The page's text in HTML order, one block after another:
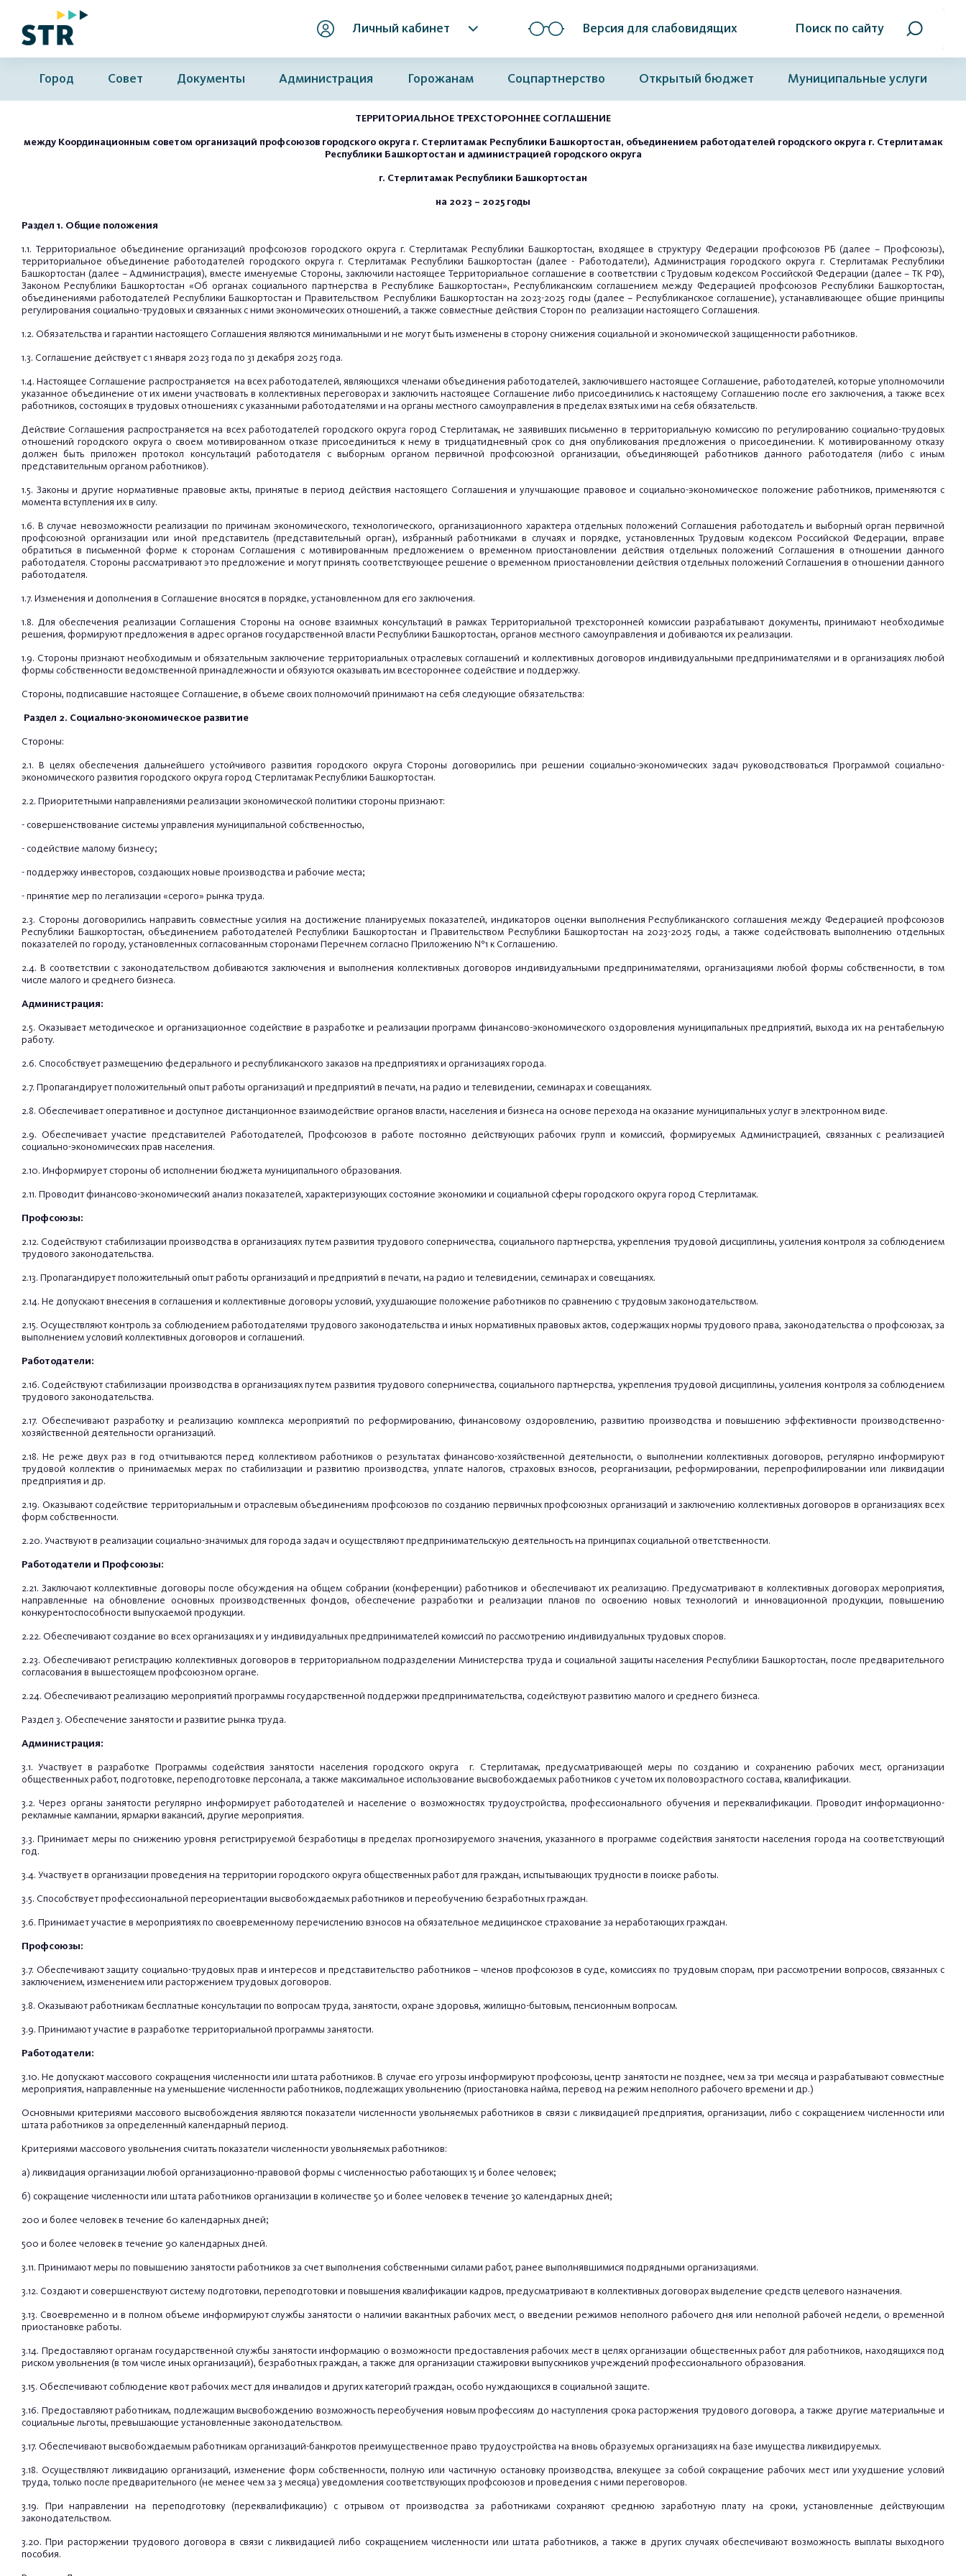
Личный кабинет Версия для слабовидящих Поиск по сайту
Город Совет Документы Администрация Горожанам Соцпартнерство Открытый бюджет Муниципальные услуги
ТЕРРИТОРИАЛЬНОЕ ТРЕХСТОРОННЕЕ СОГЛАШЕНИЕ
между Координационным советом организаций профсоюзов городского округа г. Стерлитамак Республики Башкортостан, объединением работодателей городского округа г. Стерлитамак
Республики Башкортостан и администрацией городского округа
г. Стерлитамак Республики Башкортостан
на 2023 – 2025 годы
Раздел 1. Общие положения
1.1. Территориальное объединение организаций профсоюзов городского округа г. Стерлитамак Республики Башкортостан, входящее в структуру Федерации профсоюзов РБ (далее – Профсоюзы),
территориальное объединение работодателей городского округа г. Стерлитамак Республики Башкортостан (далее - Работодатели), Администрация городского округа г. Стерлитамак Республики
Башкортостан (далее – Администрация), вместе именуемые Стороны, заключили настоящее Территориальное соглашение в соответствии с Трудовым кодексом Российской Федерации (далее – ТК РФ),
Законом Республики Башкортостан «Об органах социального партнерства в Республике Башкортостан», Республиканским соглашением между Федерацией профсоюзов Республики Башкортостан,
объединениями работодателей Республики Башкортостан и Правительством Республики Башкортостан на 2023-2025 годы (далее – Республиканское соглашение), устанавливающее общие принципы
регулирования социально-трудовых и связанных с ними экономических отношений, а также совместные действия Сторон по реализации настоящего Соглашения.
1.2. Обязательства и гарантии настоящего Соглашения являются минимальными и не могут быть изменены в сторону снижения социальной и экономической защищенности работников.
1.3. Соглашение действует с 1 января 2023 года по 31 декабря 2025 года.
1.4. Настоящее Соглашение распространяется на всех работодателей, являющихся членами объединения работодателей, заключившего настоящее Соглашение, работодателей, которые уполномочили
указанное объединение от их имени участвовать в коллективных переговорах и заключить настоящее Соглашение либо присоединились к настоящему Соглашению после его заключения, а также всех
работников, состоящих в трудовых отношениях с указанными работодателями и на органы местного самоуправления в пределах взятых ими на себя обязательств.
Действие Соглашения распространяется на всех работодателей городского округа город Стерлитамак, не заявивших письменно в территориальную комиссию по регулированию социально-трудовых
отношений городского округа о своем мотивированном отказе присоединиться к нему в тридцатидневный срок со дня опубликования предложения о присоединении. К мотивированному отказу
должен быть приложен протокол консультаций работодателя с выборным органом первичной профсоюзной организации, объединяющей работников данного работодателя (либо с иным
представительным органом работников).
1.5. Законы и другие нормативные правовые акты, принятые в период действия настоящего Соглашения и улучшающие правовое и социально-экономическое положение работников, применяются с
момента вступления их в силу.
1.6. В случае невозможности реализации по причинам экономического, технологического, организационного характера отдельных положений Соглашения работодатель и выборный орган первичной
профсоюзной организации или иной представитель (представительный орган), избранный работниками в случаях и порядке, установленных Трудовым кодексом Российской Федерации, вправе
обратиться в письменной форме к сторонам Соглашения с мотивированным предложением о временном приостановлении действия отдельных положений Соглашения в отношении данного
работодателя. Стороны рассматривают это предложение и могут принять соответствующее решение о временном приостановлении действия отдельных положений Соглашения в отношении данного
работодателя.
1.7. Изменения и дополнения в Соглашение вносятся в порядке, установленном для его заключения.
1.8. Для обеспечения реализации Соглашения Стороны на основе взаимных консультаций в рамках Территориальной трехсторонней комиссии разрабатывают документы, принимают необходимые
решения, формируют предложения в адрес органов государственной власти Республики Башкортостан, органов местного самоуправления и добиваются их реализации.
1.9. Стороны признают необходимым и обязательным заключение территориальных отраслевых соглашений и коллективных договоров индивидуальными предпринимателями и в организациях любой
формы собственности ведомственной принадлежности и обязуются оказывать им всестороннее содействие и поддержку.
Стороны, подписавшие настоящее Соглашение, в объеме своих полномочий принимают на себя следующие обязательства:
Раздел 2. Социально-экономическое развитие
Стороны:
2.1. В целях обеспечения дальнейшего устойчивого развития городского округа Стороны договорились при решении социально-экономических задач руководствоваться Программой социально-
экономического развития городского округа город Стерлитамак Республики Башкортостан.
2.2. Приоритетными направлениями реализации экономической политики стороны признают:
- совершенствование системы управления муниципальной собственностью,
- содействие малому бизнесу;
- поддержку инвесторов, создающих новые производства и рабочие места;
- принятие мер по легализации «серого» рынка труда.
2.3. Стороны договорились направить совместные усилия на достижение планируемых показателей, индикаторов оценки выполнения Республиканского соглашения между Федерацией профсоюзов
Республики Башкортостан, объединением работодателей Республики Башкортостан и Правительством Республики Башкортостан на 2023-2025 годы, а также содействовать выполнению отдельных
показателей по городу, установленных согласованным сторонами Перечнем согласно Приложению №1 к Соглашению.
2.4. В соответствии с законодательством добиваются заключения и выполнения коллективных договоров индивидуальными предпринимателями, организациями любой формы собственности, в том
числе малого и среднего бизнеса.
Администрация:
2.5. Оказывает методическое и организационное содействие в разработке и реализации программ финансово-экономического оздоровления муниципальных предприятий, выхода их на рентабельную
работу.
2.6. Способствует размещению федерального и республиканского заказов на предприятиях и организациях города.
2.7. Пропагандирует положительный опыт работы организаций и предприятий в печати, на радио и телевидении, семинарах и совещаниях.
2.8. Обеспечивает оперативное и доступное дистанционное взаимодействие органов власти, населения и бизнеса на основе перехода на оказание муниципальных услуг в электронном виде.
2.9. Обеспечивает участие представителей Работодателей, Профсоюзов в работе постоянно действующих рабочих групп и комиссий, формируемых Администрацией, связанных с реализацией
социально-экономических прав населения.
2.10. Информирует стороны об исполнении бюджета муниципального образования.
2.11. Проводит финансово-экономический анализ показателей, характеризующих состояние экономики и социальной сферы городского округа город Стерлитамак.
Профсоюзы:
2.12. Содействуют стабилизации производства в организациях путем развития трудового соперничества, социального партнерства, укрепления трудовой дисциплины, усиления контроля за соблюдением
трудового законодательства.
2.13. Пропагандирует положительный опыт работы организаций и предприятий в печати, на радио и телевидении, семинарах и совещаниях.
2.14. Не допускают внесения в соглашения и коллективные договоры условий, ухудшающие положение работников по сравнению с трудовым законодательством.
2.15. Осуществляют контроль за соблюдением работодателями трудового законодательства и иных нормативных правовых актов, содержащих нормы трудового права, законодательства о профсоюзах, за
выполнением условий коллективных договоров и соглашений.
Работодатели:
2.16. Содействуют стабилизации производства в организациях путем развития трудового соперничества, социального партнерства, укрепления трудовой дисциплины, усиления контроля за соблюдением
трудового законодательства.
2.17. Обеспечивают разработку и реализацию комплекса мероприятий по реформированию, финансовому оздоровлению, развитию производства и повышению эффективности производственно-
хозяйственной деятельности организаций.
2.18. Не реже двух раз в год отчитываются перед коллективом работников о результатах финансово-хозяйственной деятельности, о выполнении коллективных договоров, регулярно информируют
трудовой коллектив о принимаемых мерах по стабилизации и развитию производства, уплате налогов, страховых взносов, реорганизации, реформировании, перепрофилировании или ликвидации
предприятия и др.
2.19. Оказывают содействие территориальным и отраслевым объединениям профсоюзов по созданию первичных профсоюзных организаций и заключению коллективных договоров в организациях всех
форм собственности.
2.20. Участвуют в реализации социально-значимых для города задач и осуществляют предпринимательскую деятельность на принципах социальной ответственности.
Работодатели и Профсоюзы:
2.21. Заключают коллективные договоры после обсуждения на общем собрании (конференции) работников и обеспечивают их реализацию. Предусматривают в коллективных договорах мероприятия,
направленные на обновление основных производственных фондов, обеспечение разработки и реализации планов по освоению новых технологий и инновационной продукции, повышению
конкурентоспособности выпускаемой продукции.
2.22. Обеспечивают создание во всех организациях и у индивидуальных предпринимателей комиссий по рассмотрению индивидуальных трудовых споров.
2.23. Обеспечивают регистрацию коллективных договоров в территориальном подразделении Министерства труда и социальной защиты населения Республики Башкортостан, после предварительного
согласования в вышестоящем профсоюзном органе.
2.24. Обеспечивают реализацию мероприятий программы государственной поддержки предпринимательства, содействуют развитию малого и среднего бизнеса.
Раздел 3. Обеспечение занятости и развитие рынка труда.
Администрация:
3.1. Участвует в разработке Программы содействия занятости населения городского округа г. Стерлитамак, предусматривающей меры по созданию и сохранению рабочих мест, организации
общественных работ, подготовке, переподготовке персонала, а также максимальное использование высвобождаемых работников с учетом их половозрастного состава, квалификации.
3.2. Через органы занятости регулярно информирует работодателей и население о возможностях трудоустройства, профессионального обучения и переквалификации. Проводит информационно-
рекламные кампании, ярмарки вакансий, другие мероприятия.
3.3. Принимает меры по снижению уровня регистрируемой безработицы в пределах прогнозируемого значения, указанного в программе содействия занятости населения города на соответствующий
год.
3.4. Участвует в организации проведения на территории городского округа общественных работ для граждан, испытывающих трудности в поиске работы.
3.5. Способствует профессиональной переориентации высвобождаемых работников и переобучению безработных граждан.
3.6. Принимает участие в мероприятиях по своевременному перечислению взносов на обязательное медицинское страхование за неработающих граждан.
Профсоюзы:
3.7. Обеспечивают защиту социально-трудовых прав и интересов и представительство работников – членов профсоюзов в суде, комиссиях по трудовым спорам, при рассмотрении вопросов, связанных с
заключением, изменением или расторжением трудовых договоров.
3.8. Оказывают работникам бесплатные консультации по вопросам труда, занятости, охране здоровья, жилищно-бытовым, пенсионным вопросам.
3.9. Принимают участие в разработке территориальной программы занятости.
Работодатели:
3.10. Не допускают массового сокращения численности или штата работников. В случае его угрозы информируют профсоюзы, центр занятости не позднее, чем за три месяца и разрабатывают совместные
мероприятия, направленные на уменьшение численности работников, подлежащих увольнению (приостановка найма, перевод на режим неполного рабочего времени и др.)
Основными критериями массового высвобождения являются показатели численности увольняемых работников в связи с ликвидацией предприятия, организации, либо с сокращением численности или
штата работников за определенный календарный период.
Критериями массового увольнения считать показатели численности увольняемых работников:
а) ликвидация организации любой организационно-правовой формы с численностью работающих 15 и более человек;
б) сокращение численности или штата работников организации в количестве 50 и более человек в течение 30 календарных дней;
200 и более человек в течение 60 календарных дней;
500 и более человек в течение 90 календарных дней.
3.11. Принимают меры по повышению занятости работников за счет выполнения собственными силами работ, ранее выполнявшимися подрядными организациями.
3.12. Создают и совершенствуют систему подготовки, переподготовки и повышения квалификации кадров, предусматривают в коллективных договорах выделение средств целевого назначения.
3.13. Своевременно и в полном объеме информируют службы занятости о наличии вакантных рабочих мест, о введении режимов неполного рабочего дня или неполной рабочей недели, о временной
приостановке работы.
3.14. Предоставляют органам государственной службы занятости информацию о возможности предоставления рабочих мест в целях организации общественных работ для работников, находящихся под
риском увольнения (в том числе иных организаций), безработных граждан, а также для организации стажировки выпускников учреждений профессионального образования.
3.15. Обеспечивают соблюдение квот рабочих мест для инвалидов и других категорий граждан, особо нуждающихся в социальной защите.
3.16. Предоставляют работникам, подлежащим высвобождению возможность переобучения новым профессиям до наступления срока расторжения трудового договора, а также другие материальные и
социальные льготы, превышающие установленные законодательством.
3.17. Обеспечивают высвобождаемым работникам организаций-банкротов преимущественное право трудоустройства на вновь образуемых организациях на базе имущества ликвидируемых.
3.18. Осуществляют ликвидацию организаций, изменение форм собственности, полную или частичную остановку производства, влекущее за собой сокращение рабочих мест или ухудшение условий
труда, только после предварительного (не менее чем за 3 месяца) уведомления соответствующих профсоюзов и проведения с ними переговоров.
3.19. При направлении на переподготовку (переквалификацию) с отрывом от производства за работниками сохраняют среднюю заработную плату на сроки, установленные действующим
законодательством.
3.20. При расторжении трудового договора в связи с ликвидацией либо сокращением численности или штата работников, а также в других случаях обеспечивают возможность выплаты выходного
пособия.